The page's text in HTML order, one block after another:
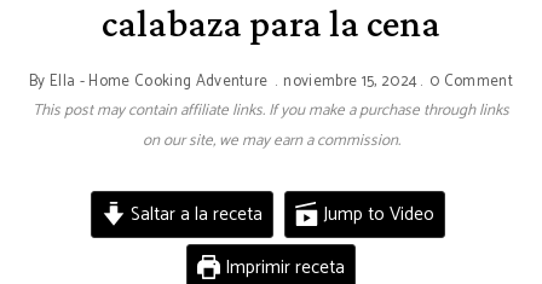
calabaza para la cena
By Ella - Home Cooking Adventure noviembre 15, 2024 0 Comment
This post may contain affiliate links. If you make a purchase through links
on our site, we may earn a commission.
Saltar a la receta
Jump to Video
Imprimir receta